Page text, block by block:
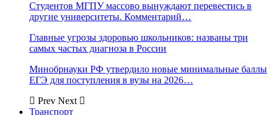
Студентов МГПУ массово вынуждают перевестись в
другие университеты. Комментарий…
Главные угрозы здоровью школьников: названы три
самых частых диагноза в России
Минобрнауки РФ утвердило новые минимальные баллы
ЕГЭ для поступления в вузы на 2026…
Prev Next
Транспорт